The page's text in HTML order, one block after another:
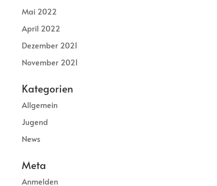
Mai 2022
April 2022
Dezember 2021
November 2021
Kategorien
Allgemein
Jugend
News
Meta
Anmelden